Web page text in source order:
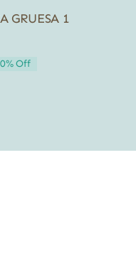
GRUESA 1
Off